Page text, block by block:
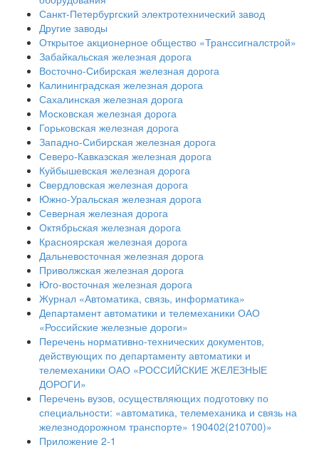
Санкт-Петербургский электротехнический завод
Другие заводы
Открытое акционерное общество «Транссигналстрой»
Забайкальская железная дорога
Восточно-Сибирская железная дорога
Калининградская железная дорога
Сахалинская железная дорога
Московская железная дорога
Горьковская железная дорога
Западно-Сибирская железная дорога
Северо-Кавказская железная дорога
Куйбышевская железная дорога
Свердловская железная дорога
Южно-Уральская железная дорога
Северная железная дорога
Октябрьская железная дорога
Красноярская железная дорога
Дальневосточная железная дорога
Приволжская железная дорога
Юго-восточная железная дорога
Журнал «Автоматика, связь, информатика»
Департамент автоматики и телемеханики ОАО
«Российские железные дороги»
Перечень нормативно-технических документов,
действующих по департаменту автоматики и
телемеханики ОАО «РОССИЙСКИЕ ЖЕЛЕЗНЫЕ
ДОРОГИ»
Перечень вузов, осуществляющих подготовку по
специальности: «автоматика, телемеханика и связь на
железнодорожном транспорте» 190402(210700)»
Приложение 2-1